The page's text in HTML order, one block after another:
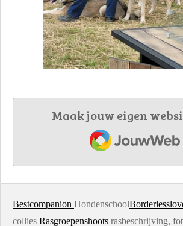
Maak jouw eigen
JouwWeb
Bestcompanion Hondenschool
collies Rasgroepenshoots rasbeschrijving,